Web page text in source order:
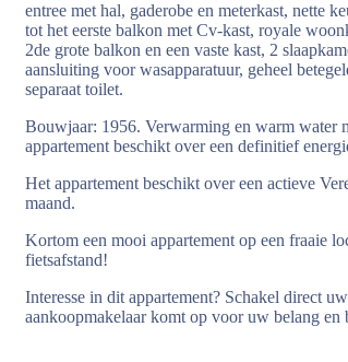
entree met hal, gaderobe en meterkast, nette
tot het eerste balkon met Cv-kast, royale
2de grote balkon en een vaste kast, 2
aansluiting voor wasapparatuur, geheel
separaat toilet.
Bouwjaar: 1956. Verwarming en warm water
appartement beschikt over een definitief
Het appartement beschikt over een actieve
maand.
Kortom een mooi appartement op een fraaie
fietsafstand!
Interesse in dit appartement? Schakel direct
aankoopmakelaar komt op voor uw belang en